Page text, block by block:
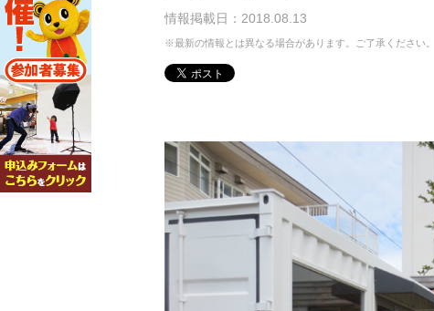
情報掲載日：2018.08.13
※最新の情報とは異なる場合があります。ご了承ください。